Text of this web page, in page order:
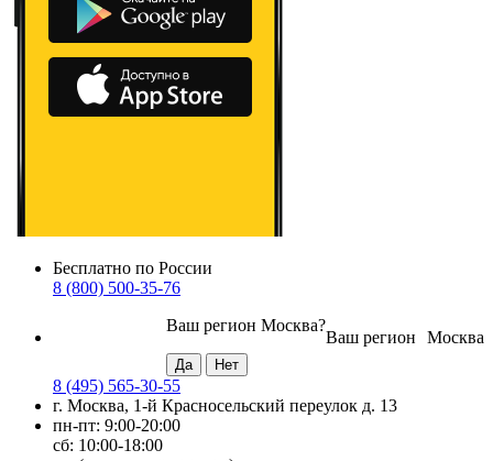
Бесплатно по России
8 (800) 500-35-76
Москва
Ваш регион
Ваш регион Москва?
8 (495) 565-30-55
г. Москва, 1-й Красносельский переулок д. 13
пн-пт: 9:00-20:00
сб: 10:00-18:00